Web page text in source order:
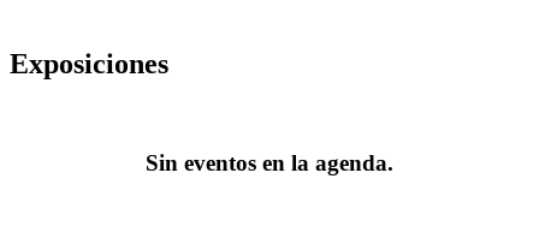
Exposiciones
Sin eventos en la agenda.